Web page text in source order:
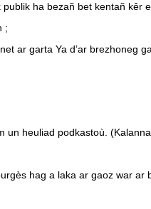
publik ha bezañ bet kentañ kêr
;
ar garta Ya d’ar brezhoneg
un heuliad podkastoù.
hag a laka ar gaoz war ar